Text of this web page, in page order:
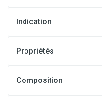
Indication
Propriétés
Composition